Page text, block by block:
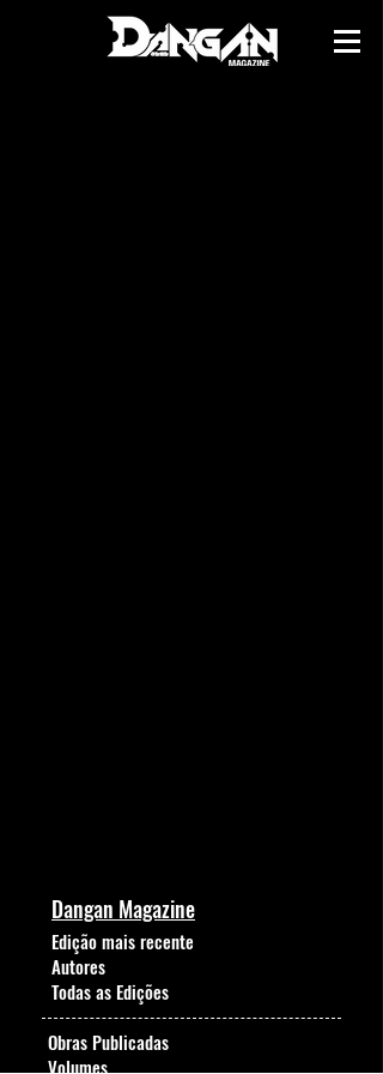
Dangan Magazine
Edição mais recente
Autores
Todas as Edições
Obras Publicadas
Volumes